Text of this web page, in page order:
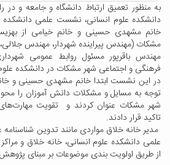
به منظور تعمیق ارتباط دانشگاه و جامعه و در
دانشکده علوم انسانی، نشست علمی دانشکده
خانم مشهدی حسینی و خانم خیامی از
مشکات (مهندس پیراینده شهردار، مهندس
مهندس باقرپور مسئول روابط عمومی
فرهنگی و اجتماعی شهر مشکات در دانشکده
در این نشست ابتدا خانم مشهدی حسینی و
توجه به مسایل و مشکلات دانش آموزان را
شهر مشکات عنوان کردند و تقویت
تاکید قرار دادند.
مدیر خانه خلاق مواردی مانند تدوین
علمی دانشکده علوم انسانی، خانه خلاق و
از طریق اولویت بندی موضوعات بر مبنای